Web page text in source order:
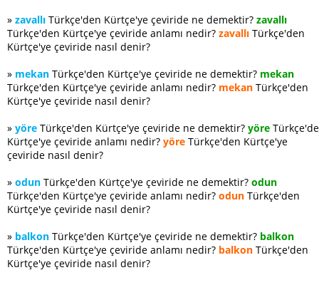
» zavallı Türkçe'den Kürtçe'ye çeviride ne demektir? zavallı
Türkçe'den Kürtçe'ye çeviride anlamı nedir? zavallı Türkçe'den
Kürtçe'ye çeviride nasıl denir?
» mekan Türkçe'den Kürtçe'ye çeviride ne demektir? mekan
Türkçe'den Kürtçe'ye çeviride anlamı nedir? mekan Türkçe'den
Kürtçe'ye çeviride nasıl denir?
» yöre Türkçe'den Kürtçe'ye çeviride ne demektir? yöre
Kürtçe'ye çeviride anlamı nedir? yöre Türkçe'den Kürtçe'ye
çeviride nasıl denir?
» odun Türkçe'den Kürtçe'ye çeviride ne demektir? odun
Türkçe'den Kürtçe'ye çeviride anlamı nedir? odun Türkçe'den
Kürtçe'ye çeviride nasıl denir?
» balkon Türkçe'den Kürtçe'ye çeviride ne demektir? balkon
Türkçe'den Kürtçe'ye çeviride anlamı nedir? balkon Türkçe'den
Kürtçe'ye çeviride nasıl denir?